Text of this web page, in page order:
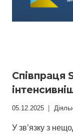
Співпраця
05.12.2025
У зв’язку з